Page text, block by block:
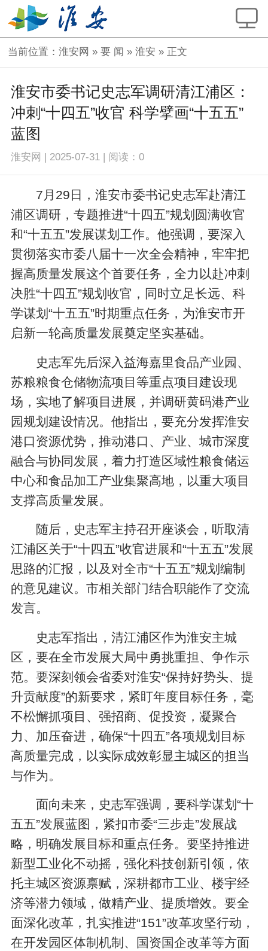
当前位置：淮安网 »要 闻 »淮安 » 正文
淮安市委书记史志军调研清江浦区：
冲刺“十四五”收官 科学擘画“十五五”
蓝图
淮安网 | 2025-07-31 | 阅读：0
7月29日，淮安市委书记史志军赴清江
浦区调研，专题推进“十四五”规划圆满收官
和“十五五”发展谋划工作。他强调，要深入
贯彻落实市委八届十一次全会精神，牢牢把
握高质量发展这个首要任务，全力以赴冲刺
决胜“十四五”规划收官，同时立足长远、科
学谋划“十五五”时期重点任务，为淮安市开
启新一轮高质量发展奠定坚实基础。
史志军先后深入益海嘉里食品产业园、
苏粮粮食仓储物流项目等重点项目建设现
场，实地了解项目进展，并调研黄码港产业
园规划建设情况。他指出，要充分发挥淮安
港口资源优势，推动港口、产业、城市深度
融合与协同发展，着力打造区域性粮食储运
中心和食品加工产业集聚高地，以重大项目
支撑高质量发展。
随后，史志军主持召开座谈会，听取清
江浦区关于“十四五”收官进展和“十五五”发展
思路的汇报，以及对全市“十五五”规划编制
的意见建议。市相关部门结合职能作了交流
发言。
史志军指出，清江浦区作为淮安主城
区，要在全市发展大局中勇挑重担、争作示
范。要深刻领会省委对淮安“保持好势头、提
升贡献度”的新要求，紧盯年度目标任务，毫
不松懈抓项目、强招商、促投资，凝聚合
力、加压奋进，确保“十四五”各项规划目标
高质量完成，以实际成效彰显主城区的担当
与作为。
面向未来，史志军强调，要科学谋划“十
五五”发展蓝图，紧扣市委“三步走”发展战
略，明确发展目标和重点任务。要坚持推进
新型工业化不动摇，强化科技创新引领，依
托主城区资源禀赋，深耕都市工业、楼宇经
济等潜力领域，做精产业、提质增效。要全
面深化改革，扎实推进“151”改革攻坚行动，
在开发园区体制机制、国资国企改革等方面